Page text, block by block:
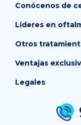
Conócenos de
Líderes en
Otros
Ventajas
Legales